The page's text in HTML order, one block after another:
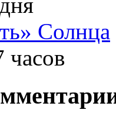
Солнца
часов